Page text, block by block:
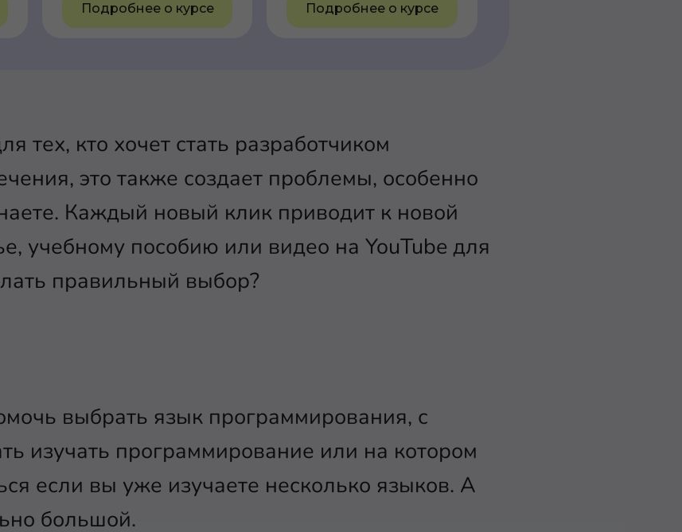
Подробнее о курсе Подробнее о курсе
тех, кто хочет стать разработчиком
это также создает проблемы, особенно
Каждый новый клик приводит к новой
учебному пособию или видео на YouTube для
правильный выбор?
выбрать язык программирования, с
изучать программирование или на котором
если вы уже изучаете несколько языков. А
большой.